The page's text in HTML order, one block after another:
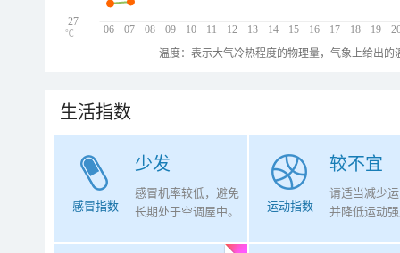
06 07 08 09 10 11 12 13 14 15 16 17 18 19
27
℃
温度：表示大气冷热程度的物理量，气象上给出
生活指数
少发
感冒指数
感冒机率较低，避免
长期处于空调屋中。
较不宜
运动指数
请适当减少
并降低运动